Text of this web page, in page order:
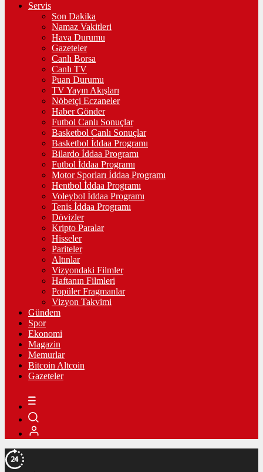
Servis
Son Dakika
Namaz Vakitleri
Hava Durumu
Gazeteler
Canlı Borsa
Canlı TV
Puan Durumu
TV Yayın Akışları
Nöbetçi Eczaneler
Haber Gönder
Futbol Canlı Sonuçlar
Basketbol Canlı Sonuçlar
Basketbol İddaa Programı
Bilardo İddaa Programı
Futbol İddaa Programı
Motor Sporları İddaa Programı
Hentbol İddaa Programı
Voleybol İddaa Programı
Tenis İddaa Programı
Dövizler
Kripto Paralar
Hisseler
Pariteler
Altınlar
Vizyondaki Filmler
Haftanın Filmleri
Popüler Fragmanlar
Vizyon Takvimi
Gündem
Spor
Ekonomi
Magazin
Memurlar
Bitcoin Altcoin
Gazeteler